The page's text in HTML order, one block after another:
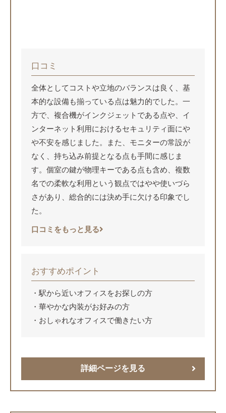
口コミ
全体としてコストや立地のバランスは良く、基
本的な設備も揃っている点は魅力的でした。一
方で、複合機がインクジェットである点や、イ
ンターネット利用におけるセキュリティ面にや
や不安を感じました。また、モニターの常設が
なく、持ち込み前提となる点も手間に感じま
す。個室の鍵が物理キーである点も含め、複数
名での柔軟な利用という観点ではやや使いづら
さがあり、総合的には決め手に欠ける印象でし
た。
口コミをもっと見る
おすすめポイント
駅から近いオフィスをお探しの方
華やかな内装がお好みの方
おしゃれなオフィスで働きたい方
詳細ページを見る